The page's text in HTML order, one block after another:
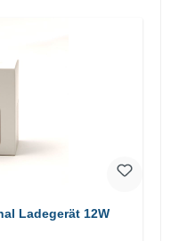
Ladegerät 12W